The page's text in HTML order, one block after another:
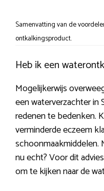
Samenvatting van de
ontkalkingsproduct.
Heb ik een
Mogelijkerwijs
een waterverzachter in
redenen te bedenken.
verminderde eczeem
schoonmaakmiddelen.
nu echt? Voor dit
om te kijken naar de